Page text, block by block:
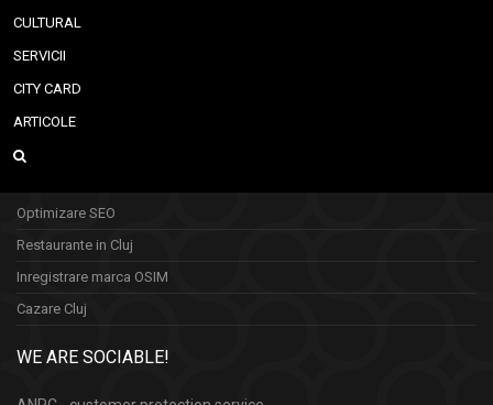
CULTURAL
SERVICII
CITY CARD
ARTICOLE
Optimizare SEO
Restaurante in Cluj
Inregistrare marca OSIM
Cazare Cluj
WE ARE SOCIABLE!